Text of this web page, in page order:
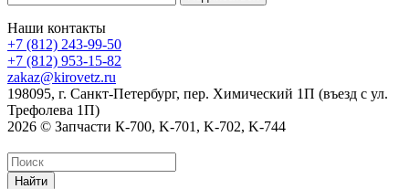
Наши контакты
+7 (812) 243-99-50
+7 (812) 953-15-82
zakaz@kirovetz.ru
198095, г. Санкт-Петербург, пер. Химический 1П (въезд с ул.
Трефолева 1П)
2026 © Запчасти К-700, K-701, K-702, K-744
Найти